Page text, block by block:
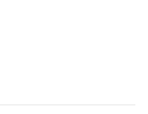
Footwear
и расположенная в
и…